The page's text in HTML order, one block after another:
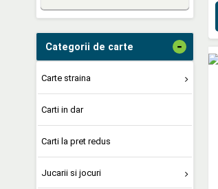
Categorii de carte -
Carte straina
Carti in dar
Carti la pret redus
Jucarii si jocuri